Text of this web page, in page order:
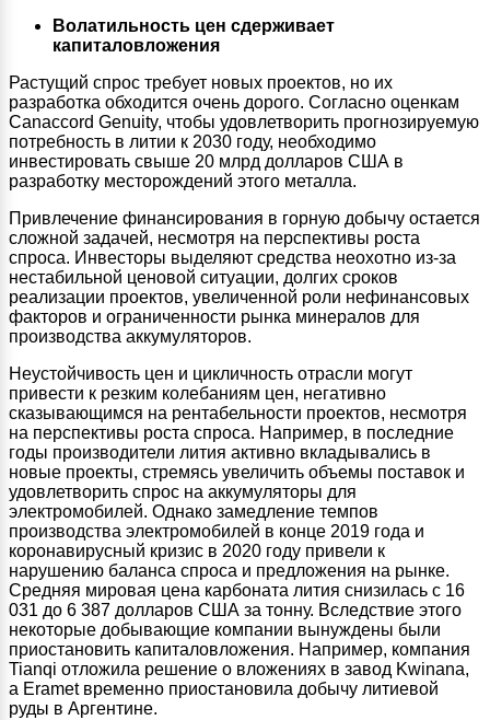
Волатильность цен сдерживает
капиталовложения
Растущий спрос требует новых проектов, но их
разработка обходится очень дорого. Согласно оценкам
Canaccord Genuity, чтобы удовлетворить прогнозируемую
потребность в литии к 2030 году, необходимо
инвестировать свыше 20 млрд долларов США в
разработку месторождений этого металла.
Привлечение финансирования в горную добычу остается
сложной задачей, несмотря на перспективы роста
спроса. Инвесторы выделяют средства неохотно из-за
нестабильной ценовой ситуации, долгих сроков
реализации проектов, увеличенной роли нефинансовых
факторов и ограниченности рынка минералов для
производства аккумуляторов.
Неустойчивость цен и цикличность отрасли могут
привести к резким колебаниям цен, негативно
сказывающимся на рентабельности проектов, несмотря
на перспективы роста спроса. Например, в последние
годы производители лития активно вкладывались в
новые проекты, стремясь увеличить объемы поставок и
удовлетворить спрос на аккумуляторы для
электромобилей. Однако замедление темпов
производства электромобилей в конце 2019 года и
коронавирусный кризис в 2020 году привели к
нарушению баланса спроса и предложения на рынке.
Средняя мировая цена карбоната лития снизилась с 16
031 до 6 387 долларов США за тонну. Вследствие этого
некоторые добывающие компании вынуждены были
приостановить капиталовложения. Например, компания
Tianqi отложила решение о вложениях в завод Kwinana,
а Eramet временно приостановила добычу литиевой
руды в Аргентине.